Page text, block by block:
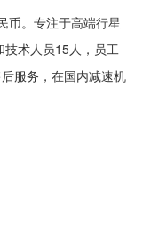
币。专注于高端行星
术人员15人，员工
服务，在国内减速机